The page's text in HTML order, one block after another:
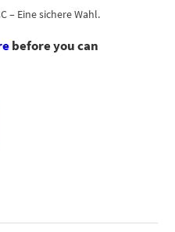
before you can
– Eine sichere Wahl.